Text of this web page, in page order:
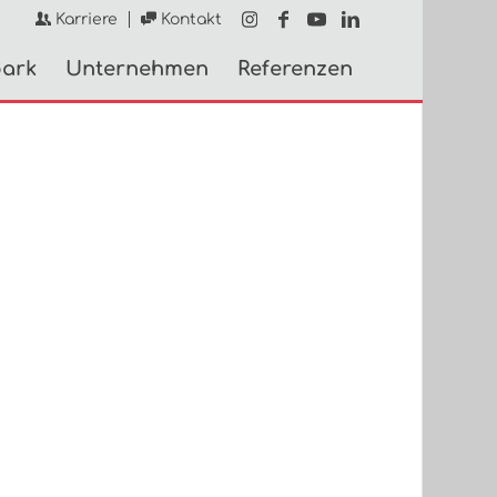
Karriere Kontakt
Unternehmen Referenzen